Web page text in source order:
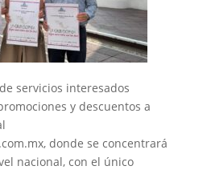
servicios interesados
y descuentos a
donde se concentrará
nacional, con el único